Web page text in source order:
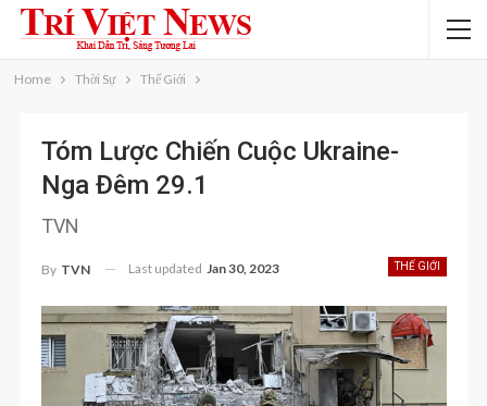
Home Thời Sự Thế Giới
Tóm Lược Chiến Cuộc Ukraine-
Nga Đêm 29.1
TVN
THẾ GIỚI
By TVN Last updated Jan 30, 2023